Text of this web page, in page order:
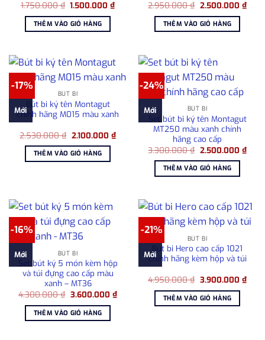
1.750.000₫ Giá
là:
1.750.000 ₫.
1.500.000₫Giá
hiện
1.500.000 ₫.
THÊM VÀO GIỎ HÀNG
2.950.000₫ Giá
là:
2.950.000 ₫.
2.500.000 ₫Giá
hiện
THÊM VÀO GIỎ HÀNG
-17%
Mới
BÚT BI
Bút bi ký tên Montagut
chính hãng M015 màu xanh
2.530.000₫ Giá
là:
2.530.000 ₫.
2.100.000 ₫Giá
hiện
THÊM VÀO GIỎ HÀNG
-24%
Mới BÚT BI
Set bút bi ký tên Montagut
MT250 màu xanh chính
hãng cao cấp
3.300.000₫ Giá
là:
3.300.000 ₫.
2.500.000 ₫Giá
hiện
THÊM VÀO GIỎ HÀNG
-16%
Mới BÚT BI
Set bút ký 5 món kèm hộp
và túi đựng cao cấp màu
xanh – MT36
4.300.000₫ Giá
là:
4.300.000 ₫.
3.600.000 ₫Giá
hiện
THÊM VÀO GIỎ HÀNG
-21%
Mới
BÚT BI
Bút bi Hero cao cấp 1021
chính hãng kèm hộp và túi
4.950.000₫ Giá
là:
4.950.000 ₫.
3.900.000 ₫Giá
hiện
THÊM VÀO GIỎ HÀNG